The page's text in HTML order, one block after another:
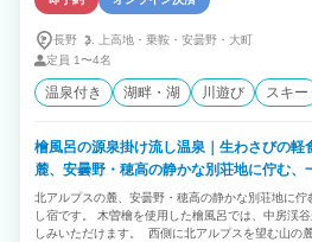
長野 上高地・ 乗鞍・ 安曇野・ 大町
定員 1〜4名
温泉付き 湖畔・湖 川遊び スキー
檜風呂の源泉掛け流し温泉｜生わさびの軽
麓、安曇野・穂高の静かな別荘地に佇む、
北アルプスの麓、安曇野・穂高の静かな別荘地に
し宿です。 木曽檜を使用した檜風呂では、中房渓
しみいただけます。 西側に北アルプスを望む山の